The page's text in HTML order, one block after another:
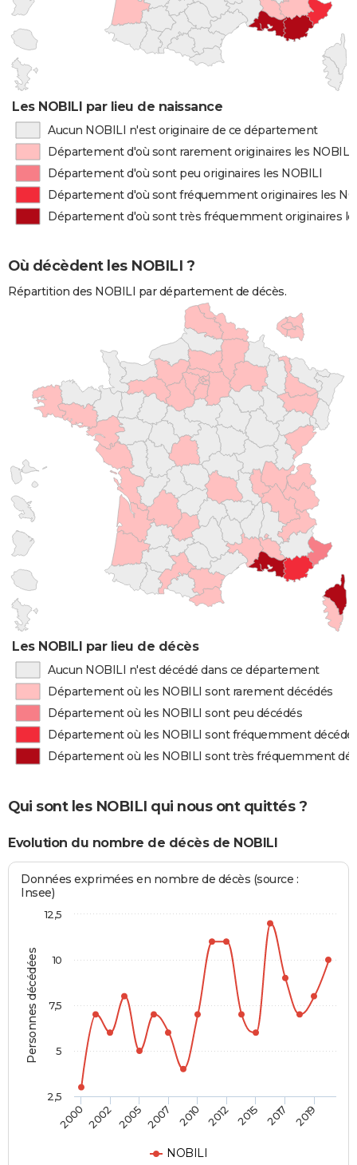
Les NOBILI par lieu de naissance
Aucun NOBILI n'est originaire de ce département
Département d'où sont rarement originaires les NOBILI
Département d'où sont peu originaires les NOBILI
Département d'où sont fréquemment originaires les
Département d'où sont très fréquemment originaires
Où décèdent les NOBILI ?
Répartition des NOBILI par département de décès.
Les NOBILI par lieu de décès
Aucun NOBILI n'est décédé dans ce département
Département où les NOBILI sont rarement décédés
Département où les NOBILI sont peu décédés
Département où les NOBILI sont fréquemment
Département où les NOBILI sont très fréquemment
Qui sont les NOBILI qui nous ont quittés ?
Evolution du nombre de décès de NOBILI
Personnes décédées
Données exprimées en nombre de décès (source :
Insee)
NOBILI
2000 2002 2005 2007 2010 2012 2015 2017 2019
2,5
5
7,5
10
12,5